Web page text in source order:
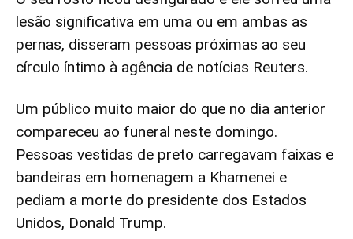
lesão significativa em uma ou em ambas as
pernas, disseram pessoas próximas ao seu
círculo íntimo à agência de notícias Reuters.
Um público muito maior do que no dia anterior
compareceu ao funeral neste domingo.
Pessoas vestidas de preto carregavam faixas e
bandeiras em homenagem a Khamenei e
pediam a morte do presidente dos Estados
Unidos, Donald Trump.